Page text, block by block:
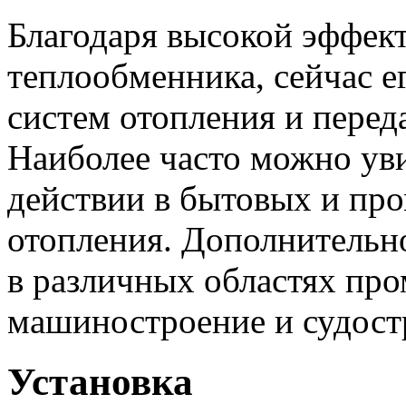
Благодаря высокой
теплообменника, сейчас
систем отопления и
Наиболее часто можно
действии в бытовых и
отопления.
в различных областях
машиностроение и
Установка